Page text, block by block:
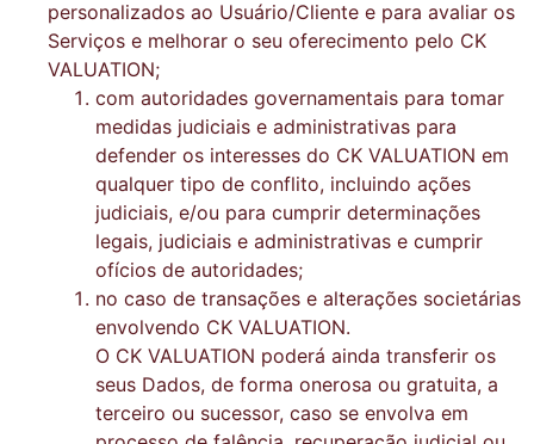
personalizados ao Usuário/Cliente e para avaliar os
Serviços e melhorar o seu oferecimento pelo CK
VALUATION;
com autoridades governamentais para tomar
medidas judiciais e administrativas para
defender os interesses do CK VALUATION em
qualquer tipo de conflito, incluindo ações
judiciais, e/ou para cumprir determinações
legais, judiciais e administrativas e cumprir
ofícios de autoridades;
no caso de transações e alterações societárias
envolvendo CK VALUATION.
O CK VALUATION poderá ainda transferir os
seus Dados, de forma onerosa ou gratuita, a
terceiro ou sucessor, caso se envolva em